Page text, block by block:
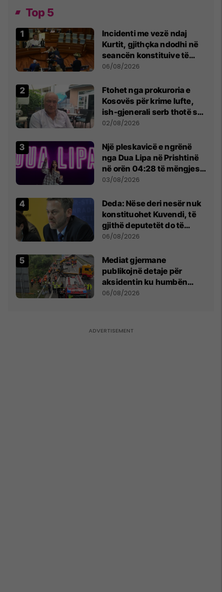
Top 5
Incidenti me vezë ndaj
Kurtit, gjithçka ndodhi në
seancën konstituive të
Kuvendit
06/08/2026
Ftohet nga prokuroria e
Kosovës për krime lufte,
ish-gjenerali serb thotë se
dikush e tradhtoi në
02/08/2026
Një pleskavicë e ngrënë
nga Dua Lipa në Prishtinë
në orën 04:28 të mëngjesit
- dhe bota digjitale serbe
03/08/2026
Deda: Nëse deri nesër nuk
konstituohet Kuvendi, të
gjithë deputetët do të
bëjnë shkelje të rëndë
06/08/2026
Mediat gjermane
publikojnë detaje për
aksidentin ku humbën
jetën tre mërgimtarë nga
06/08/2026